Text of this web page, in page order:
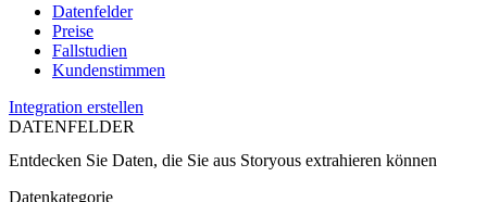
Datenfelder
Preise
Fallstudien
Kundenstimmen
Integration erstellen
DATENFELDER
Entdecken Sie Daten, die Sie aus Storyous extrahieren können
Datenkategorie